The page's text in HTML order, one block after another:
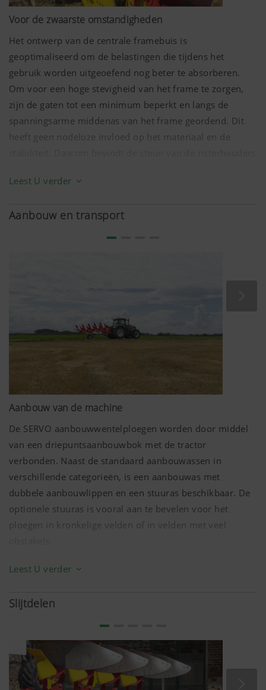
We willen de gebruiksvriendelijkheid en
prestaties van onze website continu verbeteren.
Daarom gebruiken we analysetechnologieën
(inclusief cookies) die pseudoniem meten en
evalueren welke inhoud van onze website wordt
Doel van het
cookie
Duur
Analytics
hieronder.
Meer info
Marketing
We willen graag voor u relevante inhoud op
onze website en socialemediakanalen tonen.
Om deze reden gebruiken we webtechnologieën
inhoud die u te zien krijgt, wordt afgestemd en
We plaatsen YouTube-video's op onze
gebruiken daarbij de verbeterde
YouTube. YouTube slaat geen informatie
bezoekers van deze website, tenzij er
Voor de zwaarste omstandigheden
Het ontwerp van de centrale framebuis is
geoptimaliseerd om de belastingen die tijdens het
gebruik worden uitgeoefend nog beter te absorberen.
Om voor een hoge stevigheid van het frame te zorgen,
zijn de gaten tot een minimum beperkt en langs de
spanningsarme middenas van het frame geordend. Dit
heeft geen nodeloze invloed op het materiaal en de
van de snijbreedte wordt gebruikt.
Leest U verder
Aanbouw en transport
Aanbouw van de machine
De SERVO aanbouwwentelploegen worden door middel
van een driepuntsaanbouwbok met de tractor
verbonden. Naast de standaard aanbouwassen in
verschillende categorieën, is een aanbouwas met
dubbele aanbouwlippen en een stuuras beschikbaar. De
optionele stuuras is vooral aan te bevelen voor het
ploegen in kronkelige velden of in velden met veel
De aanbouwassen kunnen via de hefarmplaten in vier
en SERVO 4000) beschikbaar voor montage van de
topstang. Hierdoor kan de geometrie van de tractor
afzonderlijk worden aangepast. Afhankelijk van het
model kan de TRACTION CONTROL-tractieversterking in
de aanbouwtoren worden geïntegreerd.
Leest U verder
Slijtdelen